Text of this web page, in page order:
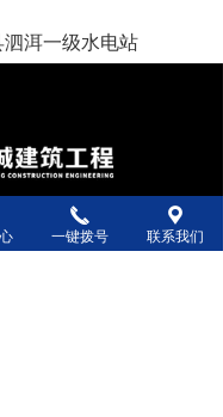
洱一级水电站
阳市涪城区龙门镇九龙村龙
끅
一键拨号
끇
联系我们